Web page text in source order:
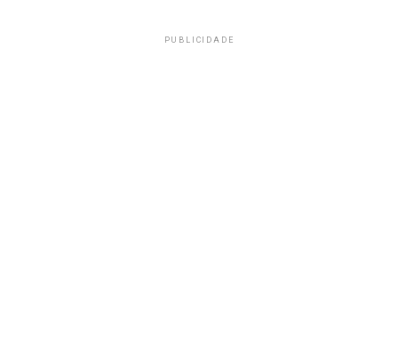
PUBLICIDADE